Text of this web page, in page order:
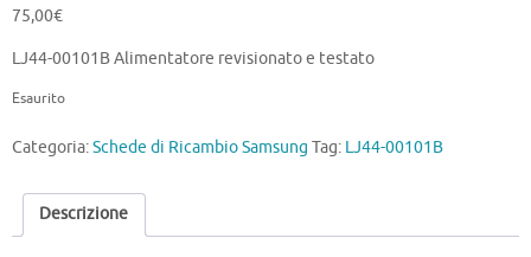
75,00€
LJ44-00101B Alimentatore revisionato e testato
Esaurito
Categoria:Schede di Ricambio Samsung Tag: LJ44-00101B
Descrizione